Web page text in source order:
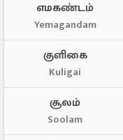
எமகண்டம்
Yemagandam
குளிகை
Kuligai
சூலம்
Soolam